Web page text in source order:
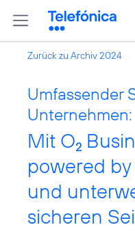
Zurück zu Archiv 2024
Umfassender
Unternehmen:
Mit O2
powered
und
sicheren